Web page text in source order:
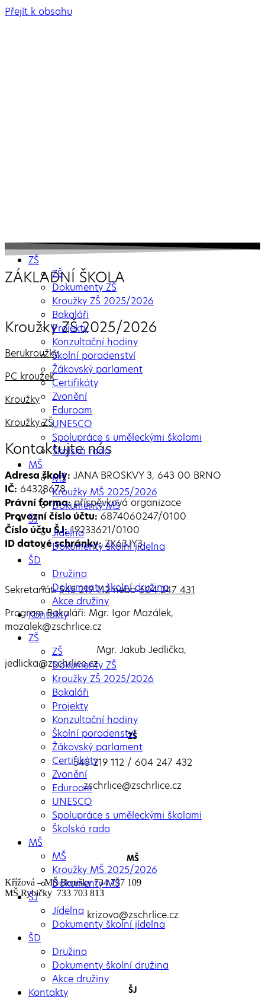
Přejít k obsahu
ZŠ
ZŠ
Dokumenty ZŠ
Kroužky ZŠ 2025/2026
Bakaláři
Projekty
Konzultační hodiny
Školní poradenství
Žákovský parlament
Certifikáty
Zvonění
Eduroam
UNESCO
Spolupráce s uměleckými školami
Školská rada
MŠ
MŠ
Kroužky MŠ 2025/2026
Dokumenty MŠ
ŠJ
Jídelna
Dokumenty školní jídelna
ŠD
Družina
Dokumenty školní družina
Akce družiny
Kontakty
ZŠ
ZŠ
Dokumenty ZŠ
Kroužky ZŠ 2025/2026
Bakaláři
Projekty
Konzultační hodiny
Školní poradenství
Žákovský parlament
Certifikáty
Zvonění
Eduroam
UNESCO
Spolupráce s uměleckými školami
Školská rada
MŠ
MŠ
Kroužky MŠ 2025/2026
Dokumenty MŠ
ŠJ
Jídelna
Dokumenty školní jídelna
ŠD
Družina
Dokumenty školní družina
Akce družiny
Kontakty
ZÁKLADNÍ ŠKOLA
Kroužky ZŠ 2025/2026
Berukroužky
PC kroužek
Kroužky
Kroužky ZŠ
Kontaktujte nás
Adresa školy: JANA BROSKVY 3, 643 00 BRNO
IČ: 64328678
Právní forma:příspěvková organizace
Provozní číslo účtu: 6874060247/0100
Číslo účtu ŠJ:19233621/0100
ID datové schránky:ZX63JY3
Sekretariát:545 219 112nebo604 247 431
Program Bakaláři: Mgr. Igor Mazálek,
mazalek@zschrlice.cz
Mgr. Jakub Jedlička,
jedlicka@zschrlice.cz
ZŠ
545 219 112 / 604 247 432
zschrlice@zschrlice.cz
MŠ
Křížová – MŠ Berušky 734 737 109
MŠ Rybičky 733 703 813
krizova@zschrlice.cz
ŠJ